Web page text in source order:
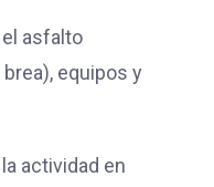
el asfalto
equipos y
actividad en